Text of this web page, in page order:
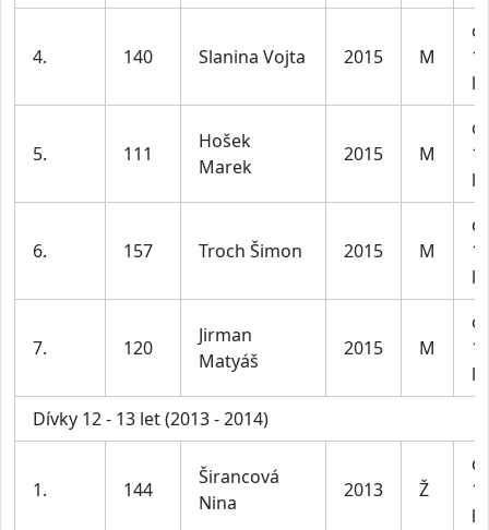
4. 140 Slanina Vojta 2015 M
5. 111
Hošek
Marek
2015 M
6. 157 Troch Šimon 2015 M
7. 120
Jirman
Matyáš
2015 M
Dívky 12 - 13 let (2013 - 2014)
1. 144
Širancová
Nina
2013 Ž